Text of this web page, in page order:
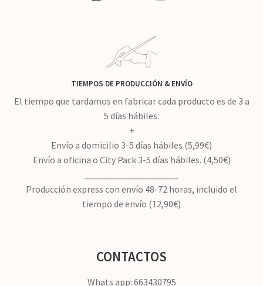
TIEMPOS DE PRODUCCIÓN & ENVÍO
El tiempo que tardamos en fabricar cada producto es de 3 a
5 días hábiles.
+
Envío a domicilio 3-5 días hábiles (5,99€)
Envío a oficina o City Pack 3-5 días hábiles. (4,50€)
Producción express con envío 48-72 horas, incluido el
tiempo de envío (12,90€)
CONTACTOS
Whats app: 663430795